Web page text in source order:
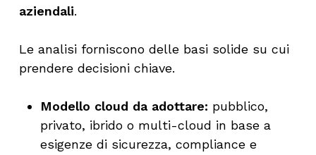
aziendali.
Le analisi forniscono delle basi solide su cui
prendere decisioni chiave.
Modello cloud da adottare: pubblico,
privato, ibrido o multi-cloud in base a
esigenze di sicurezza, compliance e